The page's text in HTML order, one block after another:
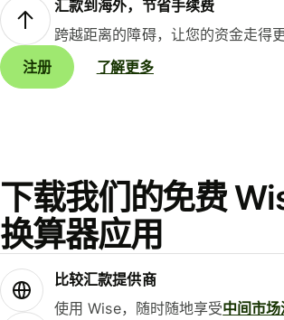
汇款到海外，节省手续费
跨越距离的障碍，让您的资金走得更
注册
了解更多
下载我们的免费
换算器应用
比较汇款提供商
使用 Wise，随时随地享受中间市